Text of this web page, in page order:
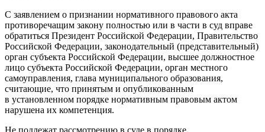
С заявлением о признании нормативного правового акта
противоречащим закону полностью или в части в суд вправе
обратиться Президент Российской Федерации, Правительство
Российской Федерации, законодательный (представительный)
орган субъекта Российской Федерации, высшее должностное
лицо субъекта Российской Федерации, орган местного
самоуправления, глава муниципального образования,
считающие, что принятым и опубликованным
в установленном порядке нормативным правовым актом
нарушена их компетенция.
Не подлежат рассмотрению в суде в порядке,